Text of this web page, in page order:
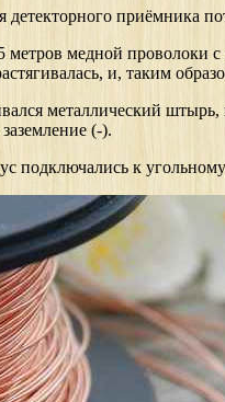
детекторного приёмника
метров медной проволоки
и, таким
металлический штырь,
(-).
подключались к